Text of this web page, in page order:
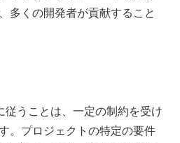
多くの開発者が貢献すること
従うことは、一定の制約を受け
。プロジェクトの特定の要件